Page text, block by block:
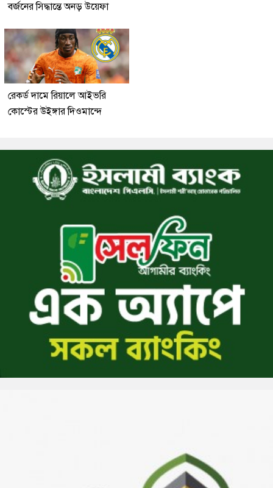
বর্জনের সিদ্ধান্তে অনড় উয়েফা
রেকর্ড দামে রিয়ালে আইভরি
কোস্টের উইঙ্গার দিওমান্দে